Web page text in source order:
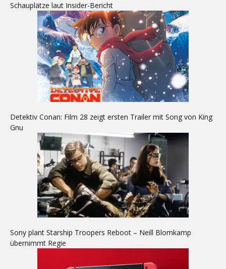
Schauplätze laut Insider-Bericht
Detektiv Conan: Film 28 zeigt ersten Trailer mit Song von King
Gnu
Sony plant Starship Troopers Reboot – Neill Blomkamp
übernimmt Regie